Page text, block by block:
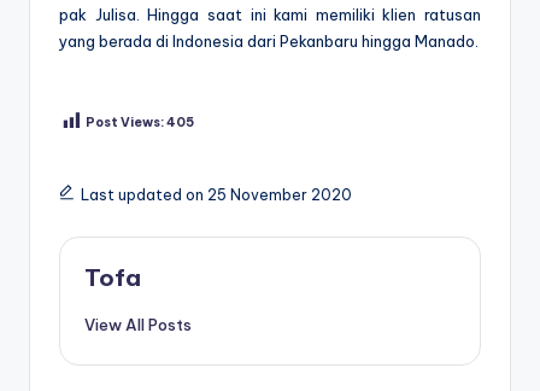
pak Julisa. Hingga saat ini kami memiliki klien ratusan
yang berada di Indonesia dari Pekanbaru hingga Manado.
Post Views:405
Tags:Last updated on 25 November 2020
Tofa
View All Posts